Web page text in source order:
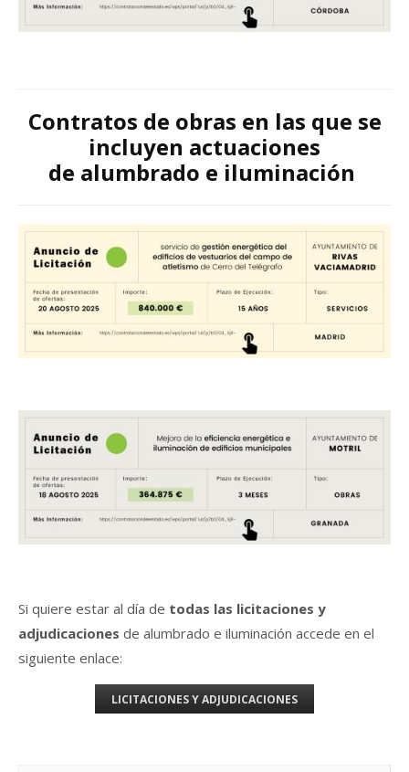
Contratos de obras en las que se
incluyen actuaciones
de alumbrado e iluminación
Si quiere estar al día de todas las licitaciones y
adjudicaciones de alumbrado e iluminación accede en el
siguiente enlace:
LICITACIONES Y ADJUDICACIONES